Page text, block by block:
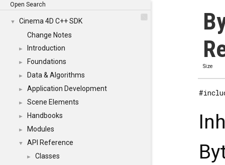
Open Search
▼
Cinema 4D C++ SDK
Change Notes
► Introduction
► Foundations
► Data & Algorithms
► Application Development
► Scene Elements
► Handbooks
► Modules
▼ API Reference
► Classes
Size